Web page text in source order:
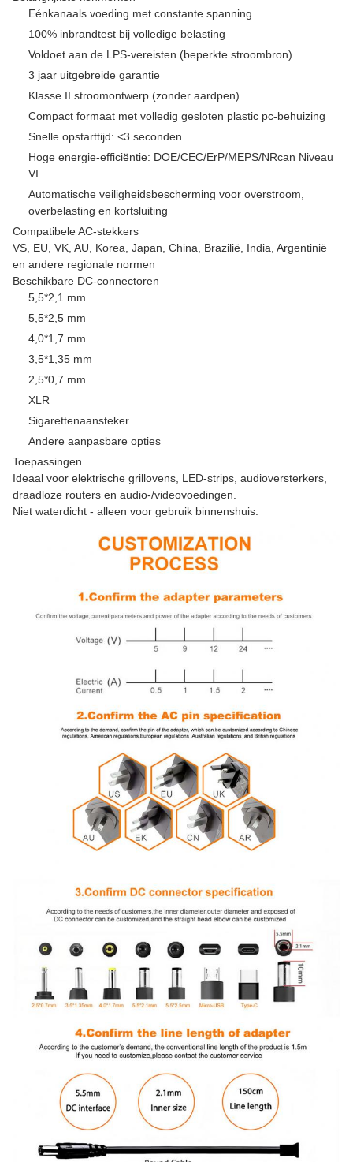
Eénkanaals voeding met constante spanning
100% inbrandtest bij volledige belasting
Voldoet aan de LPS-vereisten (beperkte stroombron).
3 jaar uitgebreide garantie
Klasse II stroomontwerp (zonder aardpen)
Compact formaat met volledig gesloten plastic pc-behuizing
Snelle opstarttijd: <3 seconden
Hoge energie-efficiëntie: DOE/CEC/ErP/MEPS/NRcan Niveau
VI
Automatische veiligheidsbescherming voor overstroom,
overbelasting en kortsluiting
Compatibele AC-stekkers
VS, EU, VK, AU, Korea, Japan, China, Brazilië, India, Argentinië
en andere regionale normen
Beschikbare DC-connectoren
5,5*2,1 mm
5,5*2,5 mm
4,0*1,7 mm
3,5*1,35 mm
2,5*0,7 mm
XLR
Sigarettenaansteker
Andere aanpasbare opties
Toepassingen
Ideaal voor elektrische grillovens, LED-strips, audioversterkers,
draadloze routers en audio-/videovoedingen.
Niet waterdicht - alleen voor gebruik binnenshuis.